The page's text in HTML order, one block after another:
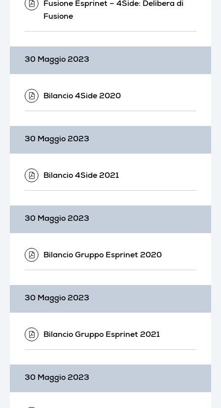
Fusione Esprinet – 4Side: Delibera di
Fusione
30 Maggio 2023
Bilancio 4Side 2020
30 Maggio 2023
Bilancio 4Side 2021
30 Maggio 2023
Bilancio Gruppo Esprinet 2020
30 Maggio 2023
Bilancio Gruppo Esprinet 2021
30 Maggio 2023